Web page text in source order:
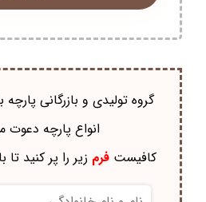
گروه تولیدی و بازرگانی پارچه
انواع پارچه دعوت
کافیستفرم زیر را پر کنید